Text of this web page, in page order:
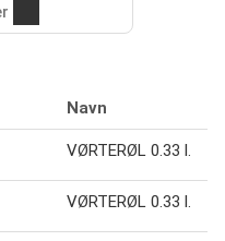
Navn
VØRTERØL 0.33 l.
VØRTERØL 0.33 l.